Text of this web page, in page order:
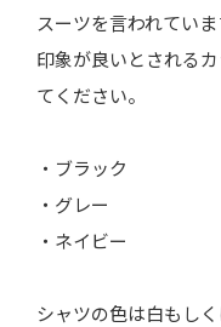
スーツを言われてい
印象が良いとされる
てください。
・ブラック
・グレー
・ネイビー
シャツの色は白もし